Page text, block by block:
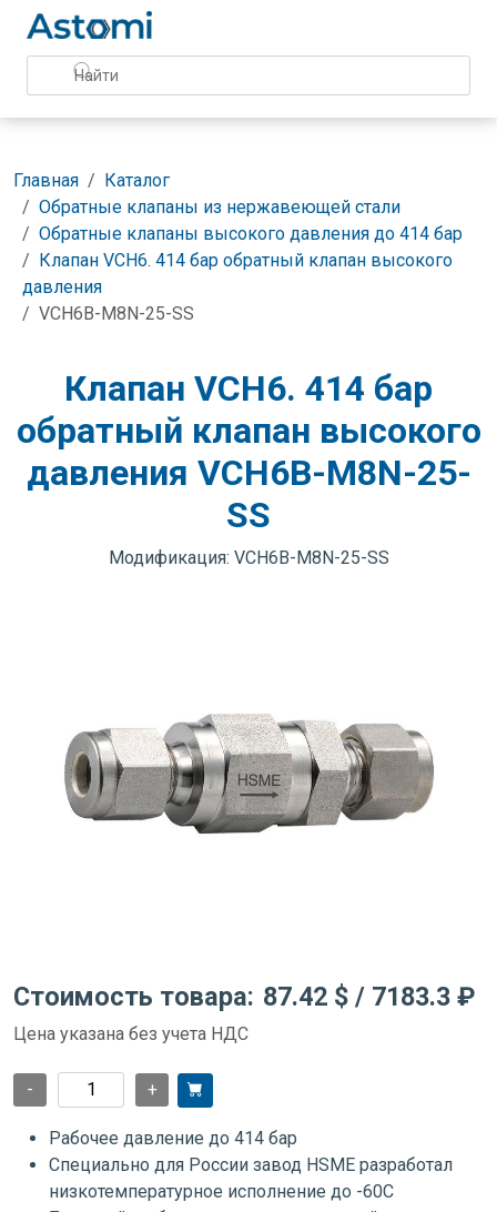
Главная
Каталог
Обратные клапаны из нержавеющей стали
Обратные клапаны высокого давления до 414 бар
Клапан VCH6. 414 бар обратный клапан высокого
давления
VCH6B-M8N-25-SS
Клапан VCH6. 414 бар
обратный клапан высокого
давления VCH6B-M8N-25-
SS
Модификация: VCH6B-M8N-25-SS
Стоимость товара: 87.42 $ / 7183.3 ₽
Цена указана без учета НДС
- +
Рабочее давление до 414 бар
Специально для России завод HSME разработал
низкотемпературное исполнение до -60С